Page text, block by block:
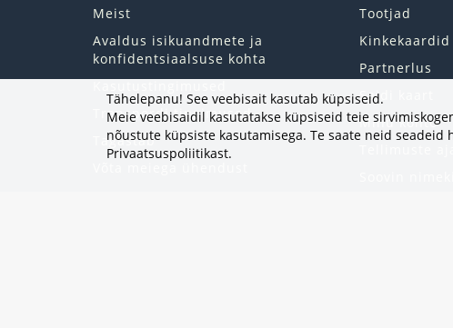
Meist
Avaldus isikuandmete ja
konfidentsiaalsuse kohta
Transpordi tingimused
Tagastab
Tootjad
Kinkekaardid
Partnerlus
Saidi kaart
Minu konto
Tähelepanu! See veebisait kasutab küpsiseid.
Meie veebisaidil kasutatakse küpsiseid teie
nõustute küpsiste kasutamisega. Te saate neid
Privaatsuspoliitikast.